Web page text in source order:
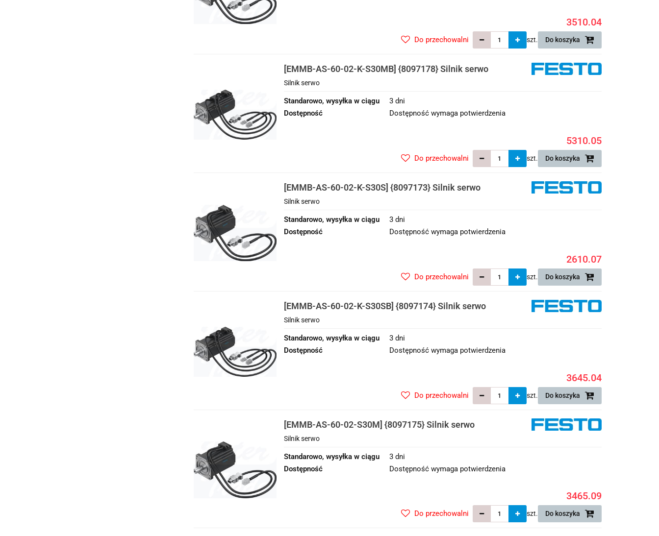
3510.04
szt. Do koszyka
Do przechowalni
[EMMB-AS-60-02-K-S30MB] {8097178} Silnik serwo
Silnik serwo
Standarowo, wysyłka w ciągu
3 dni
Dostępność
Dostępność wymaga potwierdzenia
5310.05
szt. Do koszyka
Do przechowalni
[EMMB-AS-60-02-K-S30S] {8097173} Silnik serwo
Silnik serwo
Standarowo, wysyłka w ciągu
3 dni
Dostępność
Dostępność wymaga potwierdzenia
2610.07
szt. Do koszyka
Do przechowalni
[EMMB-AS-60-02-K-S30SB] {8097174} Silnik serwo
Silnik serwo
Standarowo, wysyłka w ciągu
3 dni
Dostępność
Dostępność wymaga potwierdzenia
3645.04
szt. Do koszyka
Do przechowalni
[EMMB-AS-60-02-S30M] {8097175} Silnik serwo
Silnik serwo
Standarowo, wysyłka w ciągu
3 dni
Dostępność
Dostępność wymaga potwierdzenia
3465.09
szt. Do koszyka
Do przechowalni